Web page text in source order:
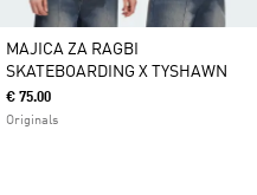
MAJICA ZA RAGBI
SKATEBOARDING X TYSHAWN
€ 75.00
Originals